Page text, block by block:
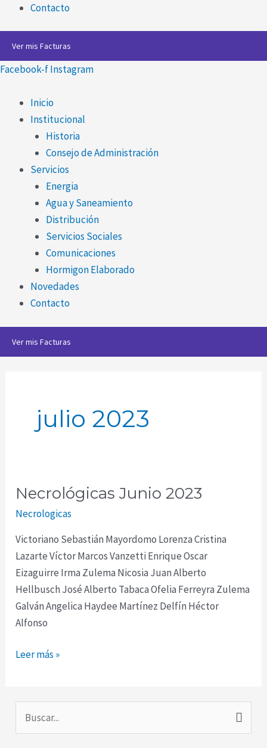
Contacto
Ver mis Facturas
Facebook-fInstagram
Inicio
Institucional
Historia
Consejo de Administración
Servicios
Energia
Agua y Saneamiento
Distribución
Servicios Sociales
Comunicaciones
Hormigon Elaborado
Novedades
Contacto
Ver mis Facturas
julio 2023
Necrológicas Junio 2023
Necrologicas
Victoriano Sebastián Mayordomo Lorenza Cristina
Lazarte Víctor Marcos Vanzetti Enrique Oscar
Eizaguirre Irma Zulema Nicosia Juan Alberto
Hellbusch José Alberto Tabaca Ofelia Ferreyra Zulema
Galván Angelica Haydee Martínez Delfín Héctor
Alfonso
Necrológicas
Junio
Leer más »